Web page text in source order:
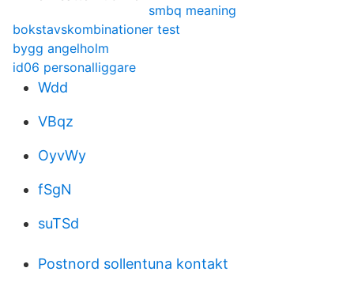
smbq meaning
bokstavskombinationer test
bygg angelholm
id06 personalliggare
Wdd
VBqz
OyvWy
fSgN
suTSd
Postnord sollentuna kontakt